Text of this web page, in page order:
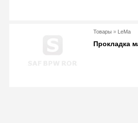
Товары » LeMa
Прокладка